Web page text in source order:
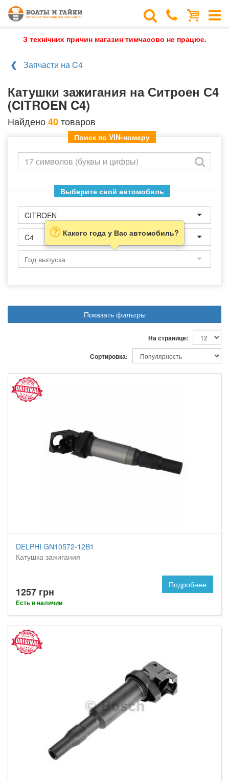
З технічних причин магазин тимчасово не працює.
Запчасти на C4
Катушки зажигания на Ситроен С4
(CITROEN C4)
Найдено40товаров
Поиск по VIN-номеру
Выберите свой автомобиль
CITROEN
C4 Какого года у Вас автомобиль?
Показать фильтры
На странице:
Сортировка:
DELPHI GN10572-12B1
Катушка зажигания
1257 грн
Есть в наличии
Подробнее